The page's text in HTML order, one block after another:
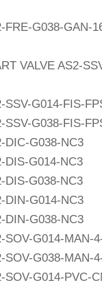
FRE-G038-GAN-
VALVE AS2-
SSV-G014-FIS-
SSV-G038-FIS-
DIC-G038-NC3
DIS-G014-NC3
DIS-G038-NC3
DIN-G014-NC3
DIN-G038-NC3
SOV-G014-MAN-
SOV-G038-MAN-
SOV-G014-PVC-